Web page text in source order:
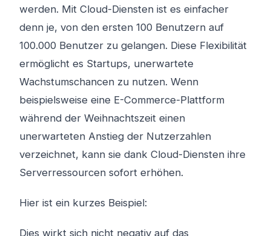
werden. Mit Cloud-Diensten ist es einfacher
denn je, von den ersten 100 Benutzern auf
100.000 Benutzer zu gelangen. Diese Flexibilität
ermöglicht es Startups, unerwartete
Wachstumschancen zu nutzen. Wenn
beispielsweise eine E-Commerce-Plattform
während der Weihnachtszeit einen
unerwarteten Anstieg der Nutzerzahlen
verzeichnet, kann sie dank Cloud-Diensten ihre
Serverressourcen sofort erhöhen.
Hier ist ein kurzes Beispiel:
Dies wirkt sich nicht negativ auf das